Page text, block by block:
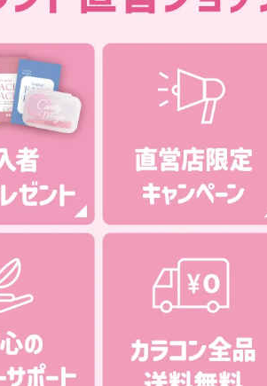
用するため。
、当社が、第三者から取得した、他のウェブサイトにおけ
サイトの情報（お客様の当該ウェブサイトにおける会員ID
、当社が保有するお客様の個人情報（会員情報、購買情
情報については、個人情報の保護に関する法律の定める場
提供については、お客様が本ポリシーに同意したことを
お客様の個人情報を共同利用します。
人情報の項目
月日、郵便番号、住所、メールアドレス、電話番号、SNS
免許証、健康保険証、住民票の写し等のことをいいます
子マネー、収納代行、代引きに関する情報その他の決済及び
お問い合わせやご連絡等に関する情報
体識別に関する情報、情報通信端末のOS情報、インターネ
報、閲覧したURL及び閲覧した日時に関するタイムスタン
広告識別子情報並びにサーバログ情報
範囲
利用目的